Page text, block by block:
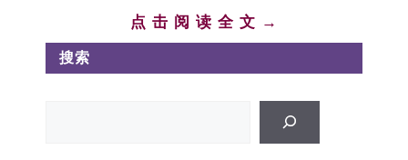
点 击 阅 读 全 文 →
搜索